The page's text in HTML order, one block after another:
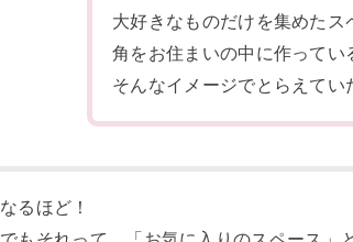
大好きなものだけを集めた
角をお住まいの中に作ってい
そんなイメージでとらえてい
なるほど！